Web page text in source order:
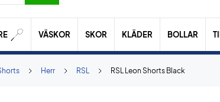
VÄSKOR SKOR KLÄDER BOLLAR
RSL Leon Shorts Black
RSL
Herr